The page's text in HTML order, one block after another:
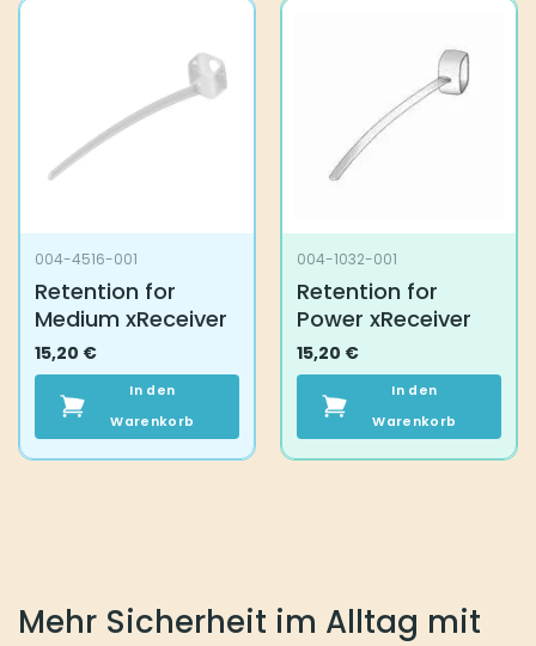
004-4516-001
Retention for
Medium xReceiver
15,20 €
In den
Warenkorb
004-1032-001
Retention for
Power xReceiver
15,20 €
In den
Warenkorb
Mehr Sicherheit im Alltag mit